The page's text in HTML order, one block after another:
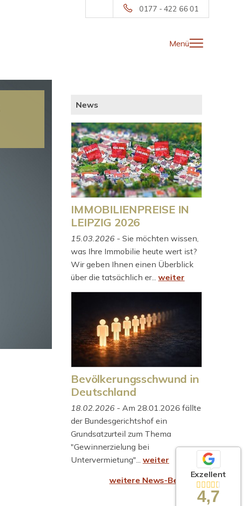
0177 - 422 66 01
Menü
News
IMMOBILIENPREISE IN
LEIPZIG 2026
15.03.2026 - Sie möchten wissen,
was Ihre Immobilie heute wert ist?
Wir geben Ihnen einen Überblick
über die tatsächlich er... weiter
Bevölkerungsschwund in
Deutschland
18.02.2026 - Am 28.01.2026 fällte
der Bundesgerichtshof ein
Grundsatzurteil zum Thema
"Gewinnerzielung bei
Untervermietung"... weiter
weitere News-Beiträge
Exzellent
4,7